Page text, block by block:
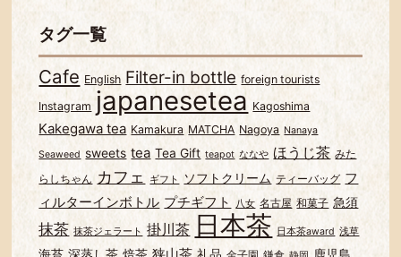
タグ一覧
Cafe English Filter-in bottle foreign tourists
Instagram japanesetea Kagoshima
Kakegawa tea Kamakura MATCHA Nagoya Nanaya
Seaweed sweets tea Tea Gift teapot ななや ほうじ茶 みた
らしちゃん カフェ ギフト ソフトクリーム ティーバッグ フ
ィルターインボトル プチギフト 八女 名古屋 和菓子 急須
抹茶 抹茶ジェラート 掛川茶 日本茶 日本茶award 浅草